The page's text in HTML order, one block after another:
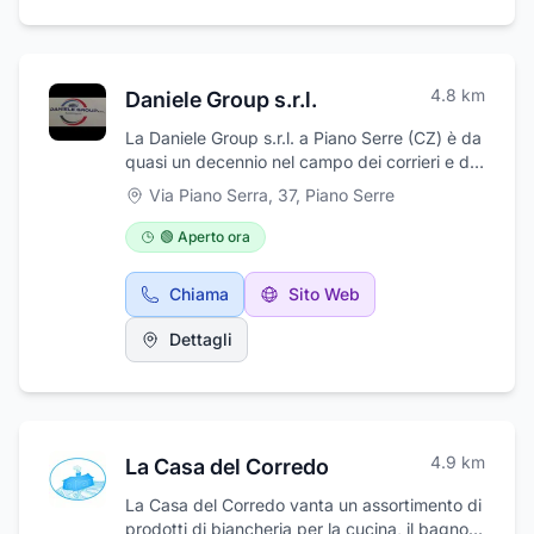
ottima qualità e di provenienza
clienti: si realizzano coperte, asciugamani,
tappeti, ma anche borse, sciarpe ed altri
accessori. L’azienda organizza, inoltre, corsi
di formazione per adulti e bambini.
Daniele Group s.r.l. 4.8 km
La Daniele Group s.r.l. a Piano Serre (CZ) è da
quasi un decennio nel campo dei corrieri e dei
trasporti , opera soprattutto in Calabria ,
Campania e sud Italia . Il nostro servizio
urbano garantisce consegne in ogni momento
dell’anno e in ogni condizione meteorologica,
rispettando i tempi richiesti.
Via Piano Serra, 37, Piano Serre
🟢 Aperto ora
Chiama Sito Web
Dettagli
La Casa del Corredo 4.9 km
La Casa del Corredo vanta un assortimento di
prodotti di biancheria per la cucina, il bagno e